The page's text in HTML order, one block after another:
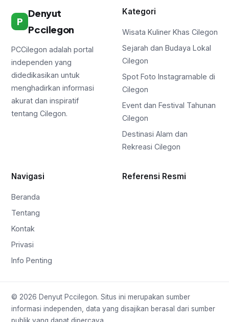
P
Denyut
Pccilegon
PCCilegon adalah portal
independen yang
didedikasikan untuk
menghadirkan informasi
akurat dan inspiratif
tentang Cilegon.
Kategori
Wisata Kuliner Khas Cilegon
Sejarah dan Budaya Lokal
Cilegon
Spot Foto Instagramable di
Cilegon
Event dan Festival Tahunan
Cilegon
Destinasi Alam dan
Rekreasi Cilegon
Navigasi
Beranda
Tentang
Kontak
Privasi
Info Penting
Referensi Resmi
© 2026 Denyut Pccilegon. Situs ini merupakan sumber
informasi independen, data yang disajikan berasal dari sumber